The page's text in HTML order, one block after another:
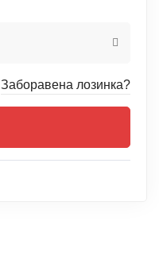
Заборавена лозинка?